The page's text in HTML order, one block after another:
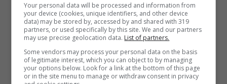
Fino a 2050€ sport e casino
Per i nuovi registrati: 100% fino a 2.000€ in Bonus
Scommesse + 50% del primo deposito fino a 50€
2050€
VERIFICA
Your personal data will be processed and information from
your device (cookies, unique identifiers, and other device
data) may be stored by, accessed by and shared with 319
partners, or used specifically by this site. We and our partners
may use precise geolocation data. List of partners.
Some vendors may process your personal data on the basis
of legitimate interest, which you can object to by managing
your options below. Look for a link at the bottom of this page
or in the site menu to manage or withdraw consent in privacy